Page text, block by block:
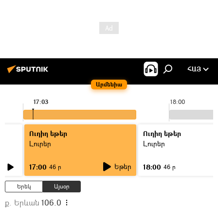
Արմենիա
ՀԱՅ
18:00
17:03
Ուղիղ եթեր
Լուրեր
17:00 46 ր Եթեր
Ուղիղ եթեր
Լուրեր
18:00 46 ր
Երեկ Այսօր
ք. Երևան 106.0